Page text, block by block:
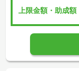
上限金額・助成額